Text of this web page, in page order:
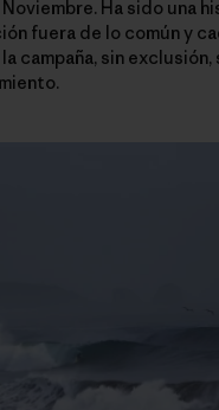
Ha sido una
fuera de lo común y
campaña, sin exclusión,